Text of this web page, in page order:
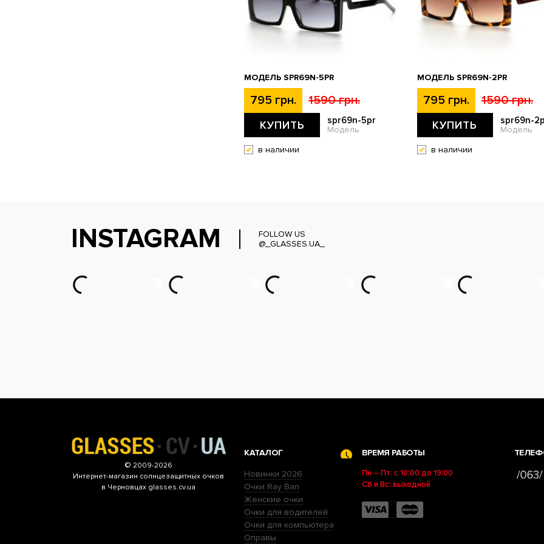
МОДЕЛЬ SPR69N-5PR
795 грн. 1590 грн.
КУПИТЬ spr69n-5pr
Модель
в наличии
МОДЕЛЬ SPR69N-2PR
795 грн. 1590 грн.
КУПИТЬ spr69n-
Модель
в наличии
INSTAGRAM
FOLLOW US
@_GLASSES.UA_
© 2009-2026
Интернет-магазин солнцезащитных очков
в Черновцах glasses.cv.ua
КАТАЛОГ
Новинки 2026
Очки Ray Ban
Женские очки
Очки для водителей
Очки для компьютера
Оправы
ВРЕМЯ РАБОТЫ
Пн – Пт: с 10:00 до 19:00
Сб и Вс: выходной